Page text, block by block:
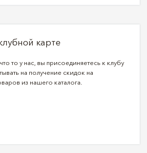
карте
то у нас, вы присоединяетесь к клубу
на получение скидок на
из нашего каталога.